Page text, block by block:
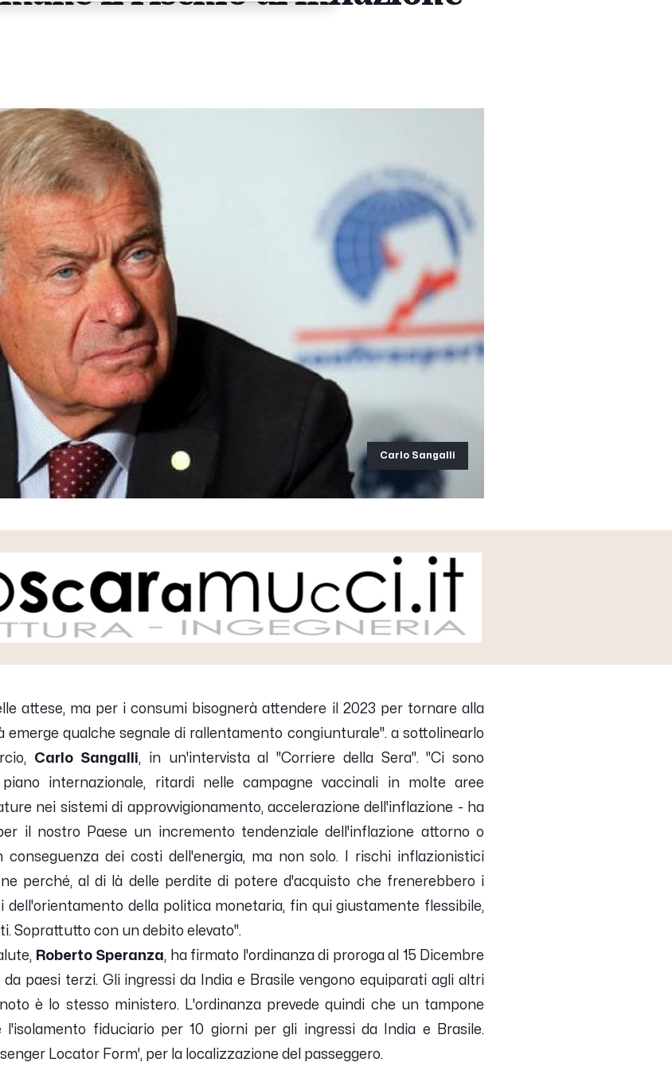
Carlo Sangalli
attese, ma per i consumi bisognerà attendere il 2023 per tornare alla
emerge qualche segnale di rallentamento congiunturale". a sottolinearlo
Carlo Sangalli, in un'intervista al "Corriere della Sera". "Ci sono
internazionale, ritardi nelle campagne vaccinali in molte aree
nei sistemi di approvvigionamento, accelerazione dell'inflazione - ha
il nostro Paese un incremento tendenziale dell'inflazione attorno o
dei costi dell'energia, ma non solo. I rischi inflazionistici
perché, al di là delle perdite di potere d'acquisto che frenerebbero i
dell'orientamento della politica monetaria, fin qui giustamente flessibile,
Soprattutto con un debito elevato".
Roberto Speranza, ha firmato l'ordinanza di proroga al 15 Dicembre
paesi terzi. Gli ingressi da India e Brasile vengono equiparati agli altri
è lo stesso ministero. L'ordinanza prevede quindi che un tampone
fiduciario per 10 giorni per gli ingressi da India e Brasile.
Locator Form', per la localizzazione del passeggero.